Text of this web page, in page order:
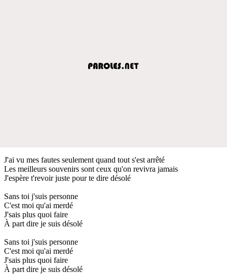
J'ai vu mes fautes seulement quand tout s'est arrêté
Les meilleurs souvenirs sont ceux qu'on revivra jamais
J'espère t'revoir juste pour te dire désolé
Sans toi j'suis personne
C'est moi qu'ai merdé
J'sais plus quoi faire
À part dire je suis désolé
Sans toi j'suis personne
C'est moi qu'ai merdé
J'sais plus quoi faire
À part dire je suis désolé